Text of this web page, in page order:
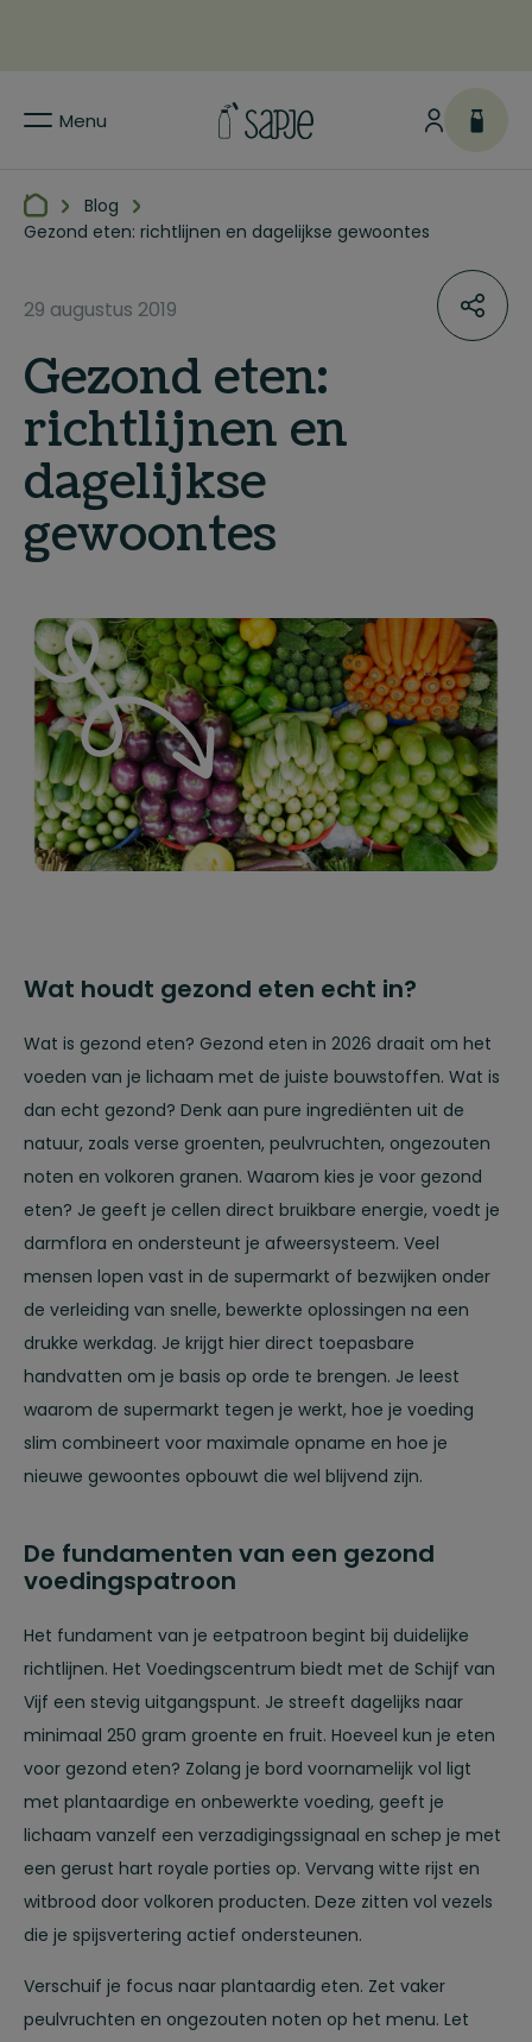
Menu
Blog
Gezond eten: richtlijnen en dagelijkse gewoontes
29 augustus 2019
Gezond eten:
richtlijnen en
dagelijkse
gewoontes
Wat houdt gezond eten echt in?
Wat is gezond eten? Gezond eten in 2026 draait om het
voeden van je lichaam met de juiste bouwstoffen. Wat is
dan echt gezond? Denk aan pure ingrediënten uit de
natuur, zoals verse groenten, peulvruchten, ongezouten
noten en volkoren granen. Waarom kies je voor gezond
eten? Je geeft je cellen direct bruikbare energie, voedt je
darmflora en ondersteunt je afweersysteem. Veel
mensen lopen vast in de supermarkt of bezwijken onder
de verleiding van snelle, bewerkte oplossingen na een
drukke werkdag. Je krijgt hier direct toepasbare
handvatten om je basis op orde te brengen. Je leest
waarom de supermarkt tegen je werkt, hoe je voeding
slim combineert voor maximale opname en hoe je
nieuwe gewoontes opbouwt die wel blijvend zijn.
De fundamenten van een gezond
voedingspatroon
Het fundament van je eetpatroon begint bij duidelijke
richtlijnen. Het Voedingscentrum biedt met de Schijf van
Vijf een stevig uitgangspunt. Je streeft dagelijks naar
minimaal 250 gram groente en fruit. Hoeveel kun je eten
voor gezond eten? Zolang je bord voornamelijk vol ligt
met plantaardige en onbewerkte voeding, geeft je
lichaam vanzelf een verzadigingssignaal en schep je met
een gerust hart royale porties op. Vervang witte rijst en
witbrood door volkoren producten. Deze zitten vol vezels
die je spijsvertering actief ondersteunen.
Verschuif je focus naar plantaardig eten. Zet vaker
peulvruchten en ongezouten noten op het menu. Let